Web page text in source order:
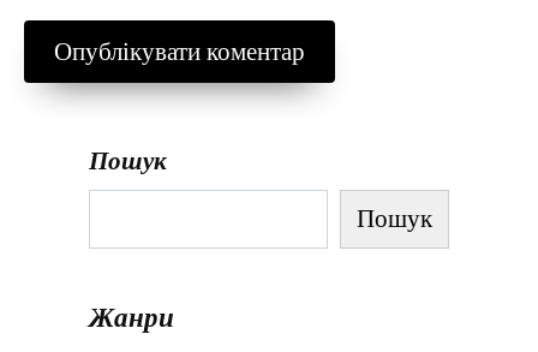
Пошук
Пошук
Жанри